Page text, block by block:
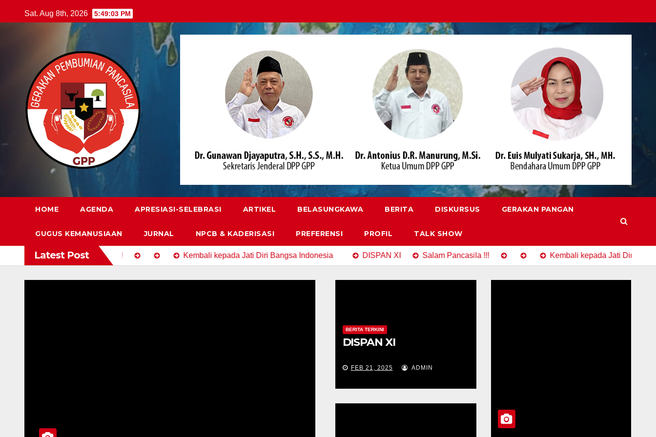
to
Sat. Aug 8th, 2026 5:49:04 PM
HOME AGENDA APRESIASI-SELEBRASI ARTIKEL BELASUNGKAWA BERITA DISKURSUS GERAKAN PANGAN
GUGUS KEMANUSIAAN JURNAL NPCB & KADERISASI PREFERENSI PROFIL TALK SHOW
Latest Post
Salam Pancasila !!! Kembali kepada Jati Diri Bangsa Indonesia DISPAN XI Salam Pancasila !!! Kembali kepada Jati Diri Bangsa
BERITA TERKINI
DISPAN XI
FEB 21, 2025 ADMIN